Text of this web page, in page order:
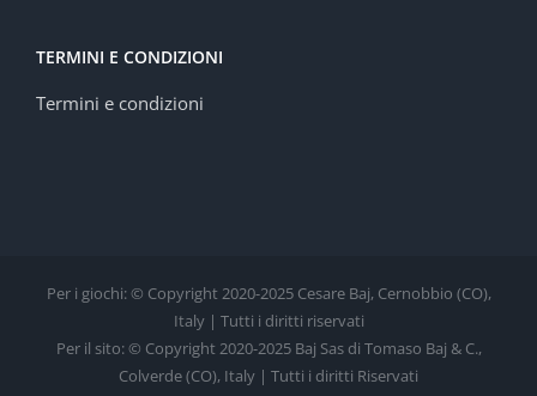
TERMINI E CONDIZIONI
Termini e condizioni
Per i giochi: © Copyright 2020-2025 Cesare Baj, Cernobbio (CO),
Italy | Tutti i diritti riservati
Per il sito: © Copyright 2020-2025 Baj Sas di Tomaso Baj & C.,
Colverde (CO), Italy | Tutti i diritti Riservati